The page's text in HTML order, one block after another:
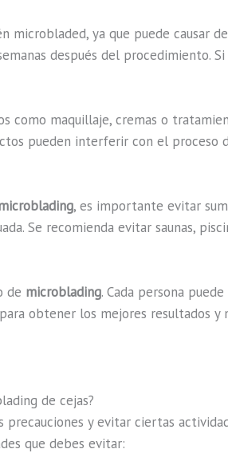
microbladed, ya que puede causar
después del procedimiento. Si
como maquillaje, cremas o
pueden interferir con el proceso
, es importante evitar
Se recomienda evitar saunas,
de microblading. Cada persona
obtener los mejores resultados y
de cejas?
y evitar ciertas
que debes evitar: